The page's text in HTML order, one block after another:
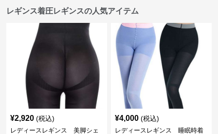
レギンス着圧レギンスの人気アイテム
¥2,920 (税込)
レディースレギンス 美脚シェ
¥4,000 (税込)
レディースレギンス 睡眠時着